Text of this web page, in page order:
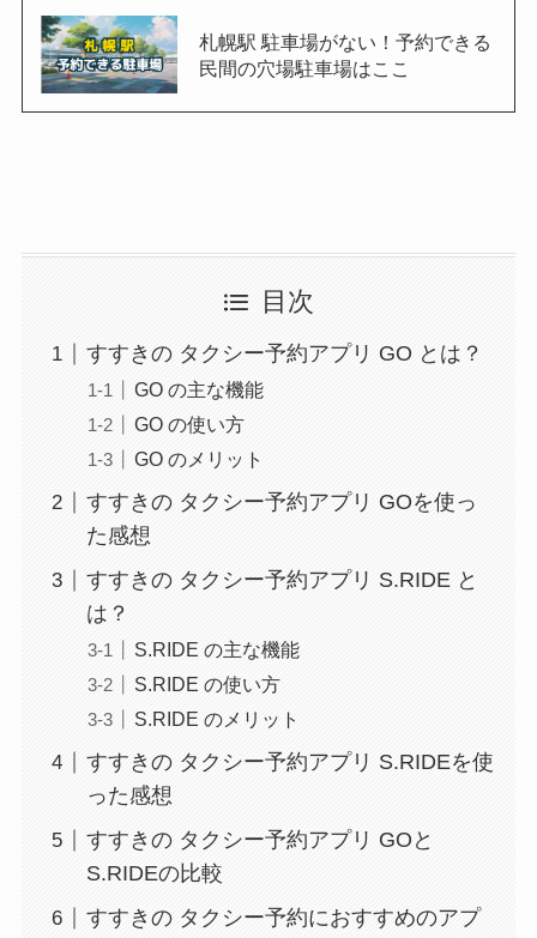
札幌駅 駐車場がない！予約できる
民間の穴場駐車場はここ
目次
すすきの タクシー予約アプリ GO とは？
GO の主な機能
GO の使い方
GO のメリット
すすきの タクシー予約アプリ GOを使っ
た感想
すすきの タクシー予約アプリ S.RIDE と
は？
S.RIDE の主な機能
S.RIDE の使い方
S.RIDE のメリット
すすきの タクシー予約アプリ S.RIDEを使
った感想
すすきの タクシー予約アプリ GOと
S.RIDEの比較
すすきの タクシー予約におすすめのアプ